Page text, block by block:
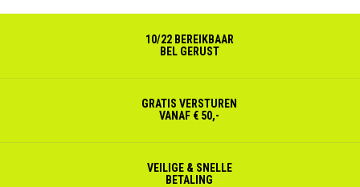
10/22 BEREIKBAAR
BEL GERUST
GRATIS VERSTUREN
VANAF € 50,-
VEILIGE & SNELLE
BETALING